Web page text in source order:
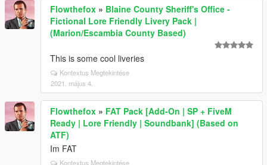
Flowthefox » Blaine County Sheriff's Office -
Fictional Lore Friendly Livery Pack |
(Marion/Escambia County Based)
This is some cool liveries
Kontextus Megtekintése
2021. május 4.
Flowthefox » FAT Pack [Add-On | SP + FiveM
Ready | Lore Friendly | Soundbank] (Based on
ATF)
Im FAT
Kontextus Megtekintése